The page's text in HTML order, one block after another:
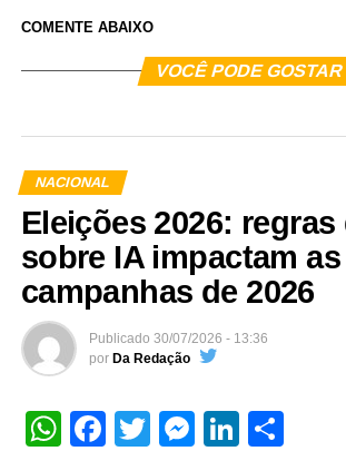
COMENTE ABAIXO
VOCÊ PODE GOSTAR
NACIONAL
Eleições 2026: regras
sobre IA impactam as
campanhas de 2026
Publicado 30/07/2026 - 13:36
por Da Redação
WhatsApp
Facebook
Twitter